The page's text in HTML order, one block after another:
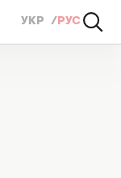
УКР РУС